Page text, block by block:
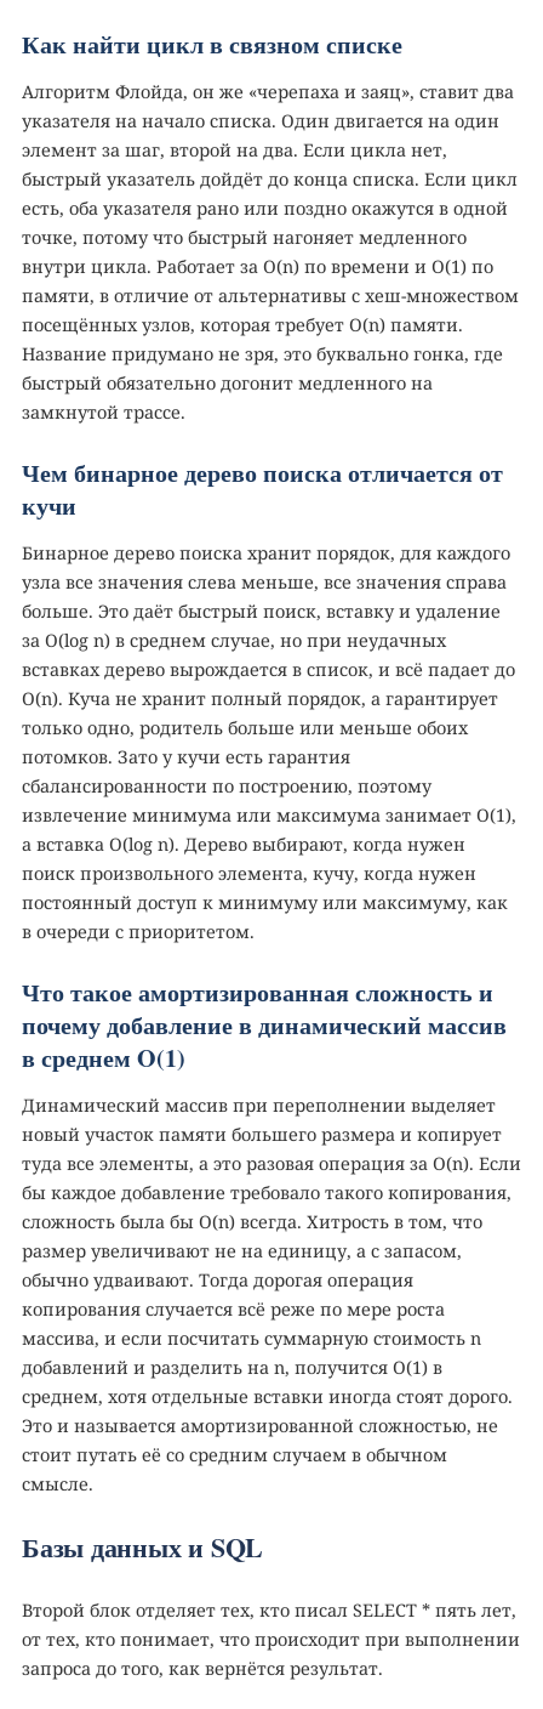
Как найти цикл в связном списке
Алгоритм Флойда, он же «черепаха и заяц», ставит два
указателя на начало списка. Один двигается на один
элемент за шаг, второй на два. Если цикла нет,
быстрый указатель дойдёт до конца списка. Если цикл
есть, оба указателя рано или поздно окажутся в одной
точке, потому что быстрый нагоняет медленного
внутри цикла. Работает за O(n) по времени и O(1) по
памяти, в отличие от альтернативы с хеш-множеством
посещённых узлов, которая требует O(n) памяти.
Название придумано не зря, это буквально гонка, где
быстрый обязательно догонит медленного на
замкнутой трассе.
Чем бинарное дерево поиска отличается от
кучи
Бинарное дерево поиска хранит порядок, для каждого
узла все значения слева меньше, все значения справа
больше. Это даёт быстрый поиск, вставку и удаление
за O(log n) в среднем случае, но при неудачных
вставках дерево вырождается в список, и всё падает до
O(n). Куча не хранит полный порядок, а гарантирует
только одно, родитель больше или меньше обоих
потомков. Зато у кучи есть гарантия
сбалансированности по построению, поэтому
извлечение минимума или максимума занимает O(1),
а вставка O(log n). Дерево выбирают, когда нужен
поиск произвольного элемента, кучу, когда нужен
постоянный доступ к минимуму или максимуму, как
в очереди с приоритетом.
Что такое амортизированная сложность и
почему добавление в динамический массив
в среднем O(1)
Динамический массив при переполнении выделяет
новый участок памяти большего размера и копирует
туда все элементы, а это разовая операция за O(n). Если
бы каждое добавление требовало такого копирования,
сложность была бы O(n) всегда. Хитрость в том, что
размер увеличивают не на единицу, а с запасом,
обычно удваивают. Тогда дорогая операция
копирования случается всё реже по мере роста
массива, и если посчитать суммарную стоимость n
добавлений и разделить на n, получится O(1) в
среднем, хотя отдельные вставки иногда стоят дорого.
Это и называется амортизированной сложностью, не
стоит путать её со средним случаем в обычном
смысле.
Базы данных и SQL
Второй блок отделяет тех, кто писал SELECT * пять лет,
от тех, кто понимает, что происходит при выполнении
запроса до того, как вернётся результат.